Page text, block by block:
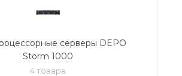
серверы DEPO
Storm 1000
4 товара